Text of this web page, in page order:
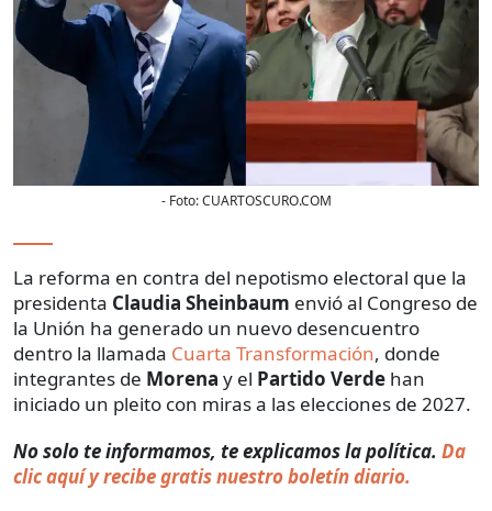
- Foto:CUARTOSCURO.COM
La reforma en contra del nepotismo electoral que la
presidenta Claudia Sheinbaum envió al Congreso de
la Unión ha generado un nuevo desencuentro
dentro la llamada Cuarta Transformación, donde
integrantes de Morena y el Partido Verde han
iniciado un pleito con miras a las elecciones de 2027.
No solo te informamos, te explicamos la política. Da
clic aquí y recibe gratis nuestro boletín diario.